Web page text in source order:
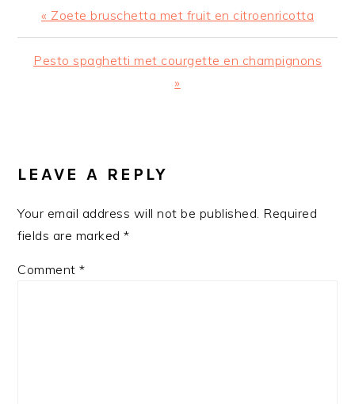
Previous
Post:
« Zoete bruschetta met fruit en citroenricotta
Next
Pesto spaghetti met courgette en champignons
»
INTERACTIONS
LEAVE A REPLY
Your email address will not be published. Required
fields are marked*
Comment*